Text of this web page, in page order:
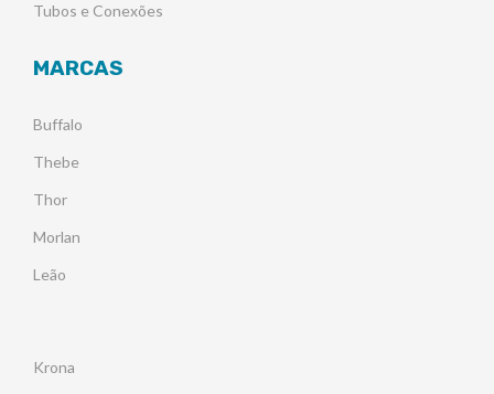
Tubos e Conexões
MARCAS
Buffalo
Thebe
Thor
Morlan
Leão
Krona